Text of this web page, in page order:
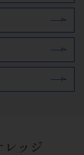
レッジ